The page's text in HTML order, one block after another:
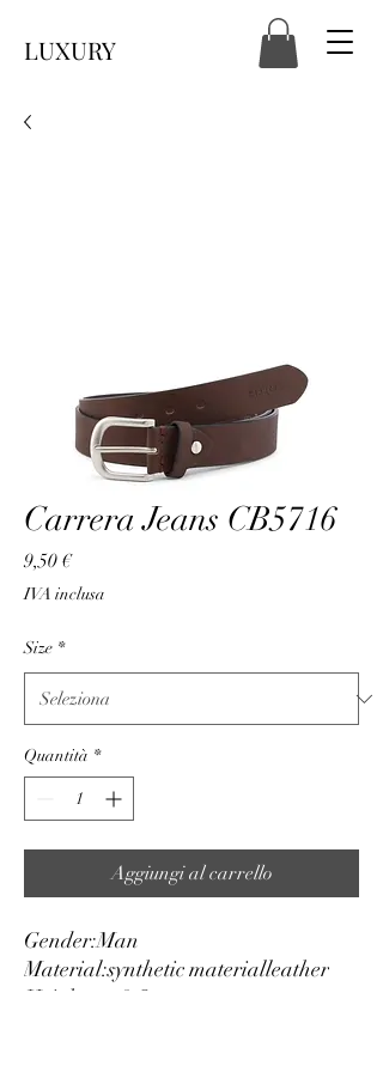
LUXURY
Carrera Jeans CB5716
9,50 €Prezzo
IVA inclusa
Size *
Quantità *
Aggiungi al carrello
Gender:Man
Material:synthetic materialleather
Height cm:
3.5